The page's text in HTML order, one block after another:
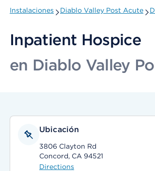
Instalaciones Diablo Valley Post Acute
Inpatient Hospice
en Diablo Valley
Ubicación
3806 Clayton Rd
Concord, CA 94521
Directions